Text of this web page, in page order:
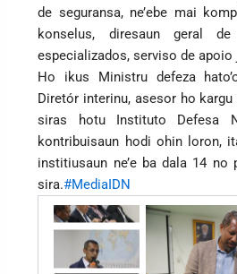
de seguransa, ne’ebe mai
konselus, diresaun geral de
especializados, serviso de apoio
Ho ikus Ministru defeza
Diretór interinu, asesor ho
siras hotu Instituto Defesa
kontribuisaun hodi ohin loron,
institiusaun ne’e ba dala 14 no
sira.#MediaIDN